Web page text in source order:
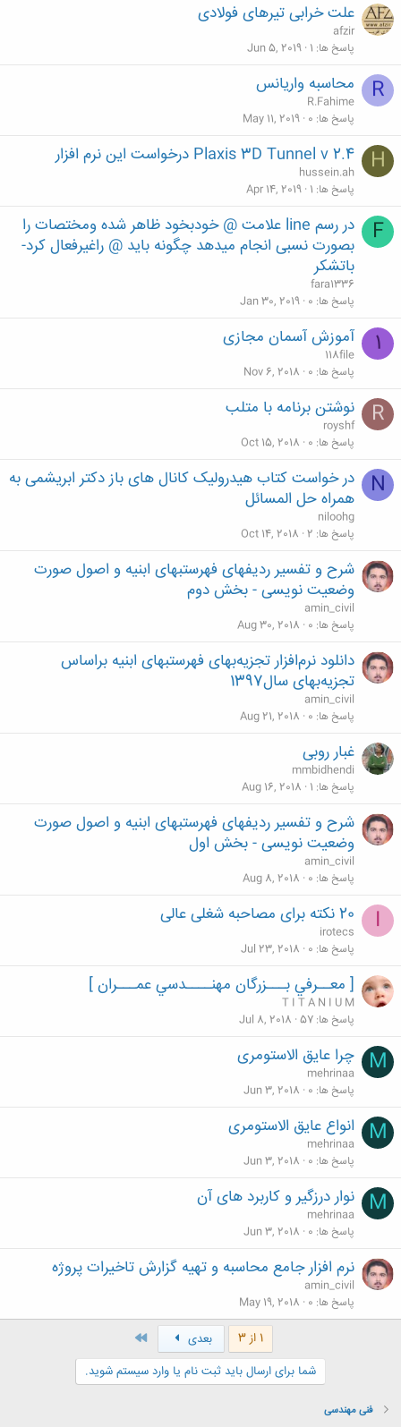
علت خرابی تیرهای فولادی
afzir
پاسخ ها 1
Jun 5, 2019
R محاسبه واریانس
R.Fahime
پاسخ ها 0
May 11, 2019
H Plaxis 3D Tunnel v 2.4 درخواست این نرم افزار
hussein.ah
پاسخ ها 1
Apr 14, 2019
F
در رسم line علامت @ خودبخود ظاهر شده ومختصات را
بصورت نسبی انجام میدهد چگونه باید @ راغیرفعال کرد-
باتشکر
fara1336
پاسخ ها 0
Jan 30, 2019
1 آموزش آسمان مجازی
118file
پاسخ ها 0
Nov 6, 2018
R نوشتن برنامه با متلب
royshf
پاسخ ها 0
Oct 15, 2018
N
در خواست کتاب هیدرولیک کانال های باز دکتر ابریشمی به
همراه حل المسائل
niloohg
پاسخ ها 2
Oct 14, 2018
شرح و تفسير رديفهای فهرستبهای ابنيه و اصول صورت
وضعيت نويسی - بخش دوم
amin_civil
پاسخ ها 0
Aug 30, 2018
دانلود نرم‌افزار تجزیه‌بهای فهرستبهای ابنیه براساس
تجزیه‌بهای سال1397
amin_civil
پاسخ ها 0
Aug 21, 2018
غبار روبی
mmbidhendi
پاسخ ها 1
Aug 16, 2018
شرح و تفسير رديفهای فهرستبهای ابنيه و اصول صورت
وضعيت نويسی - بخش اول
amin_civil
پاسخ ها 0
Aug 8, 2018
I 20 نکته برای مصاحبه شغلی عالی
irotecs
پاسخ ها 0
Jul 23, 2018
[ معــرفي بـــزرگان مهنــــدسي عمـــران ]
T I T A N I U M
پاسخ ها 57
Jul 8, 2018
M چرا عایق الاستومری
mehrinaa
پاسخ ها 0
Jun 3, 2018
M انواع عایق الاستومری
mehrinaa
پاسخ ها 0
Jun 3, 2018
M نوار درزگیر و کاربرد های آن
mehrinaa
پاسخ ها 0
Jun 3, 2018
نرم افزار جامع محاسبه و تهیه گزارش تاخیرات پروژه
amin_civil
پاسخ ها 0
May 19, 2018
1 از 3 بعدی
شما برای ارسال باید ثبت نام یا وارد سیستم شوید.
فنی مهندسی